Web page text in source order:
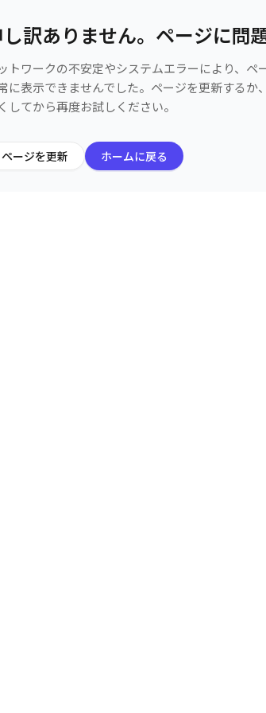
し訳ありません。ページに問
トワークの不安定やシステムエラーにより、ペ
に表示できませんでした。ページを更新するか
してから再度お試しください。
ページを更新 ホームに戻る